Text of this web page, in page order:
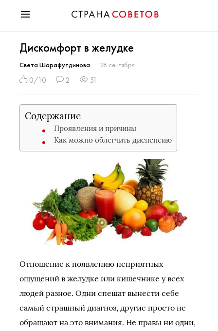
Мода
Звезды
Гороскопы
Психология
Хобби
Праздники
Дискомфорт в желудке
Света Шарафутдинова 28 сентября
0/10 2 51
Содержание
Проявления и причины
Как можно облегчить диспепсию
Отношение к появлению неприятных
ощущений в желудке или кишечнике у всех
людей разное. Одни спешат вынести себе
самый страшный диагноз, другие просто не
обращают на это внимания. Не правы ни одни,